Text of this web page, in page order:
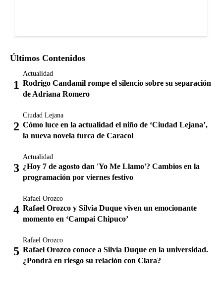
Últimos Contenidos
Actualidad
Rodrigo Candamil rompe el silencio sobre su separación
de Adriana Romero
Ciudad Lejana
Cómo luce en la actualidad el niño de ‘Ciudad Lejana’,
la nueva novela turca de Caracol
Actualidad
¿Hoy 7 de agosto dan 'Yo Me Llamo'? Cambios en la
programación por viernes festivo
Rafael Orozco
Rafael Orozco y Silvia Duque viven un emocionante
momento en ‘Campai Chipuco’
Rafael Orozco
Rafael Orozco conoce a Silvia Duque en la universidad.
¿Pondrá en riesgo su relación con Clara?